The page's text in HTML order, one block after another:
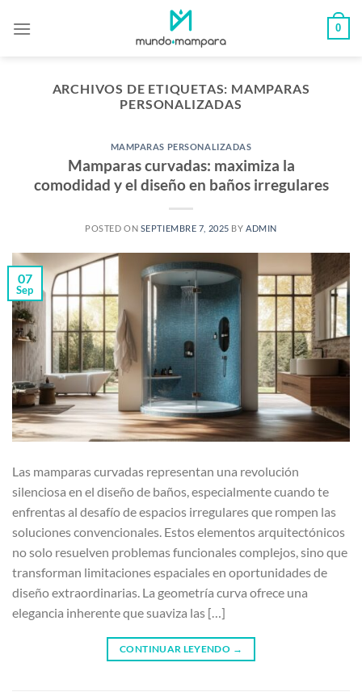
0
ARCHIVOS DE ETIQUETAS: MAMPARAS
PERSONALIZADAS
MAMPARAS PERSONALIZADAS
Mamparas curvadas: maximiza la
comodidad y el diseño en baños irregulares
POSTED ON SEPTIEMBRE 7, 2025 BY ADMIN
07
Sep
Las mamparas curvadas representan una revolución
silenciosa en el diseño de baños, especialmente cuando te
enfrentas al desafío de espacios irregulares que rompen las
soluciones convencionales. Estos elementos arquitectónicos
no solo resuelven problemas funcionales complejos, sino que
transforman limitaciones espaciales en oportunidades de
diseño extraordinarias. La geometría curva ofrece una
elegancia inherente que suaviza las […]
CONTINUAR LEYENDO →